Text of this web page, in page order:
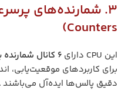
Counters)
این CPU دارای ۶ کانال شمارنده پرسرعت (HSC)
برای کاربردهای موقعیت‌یابی،
دقیق پالس‌ها ایده‌آل می‌باشند .